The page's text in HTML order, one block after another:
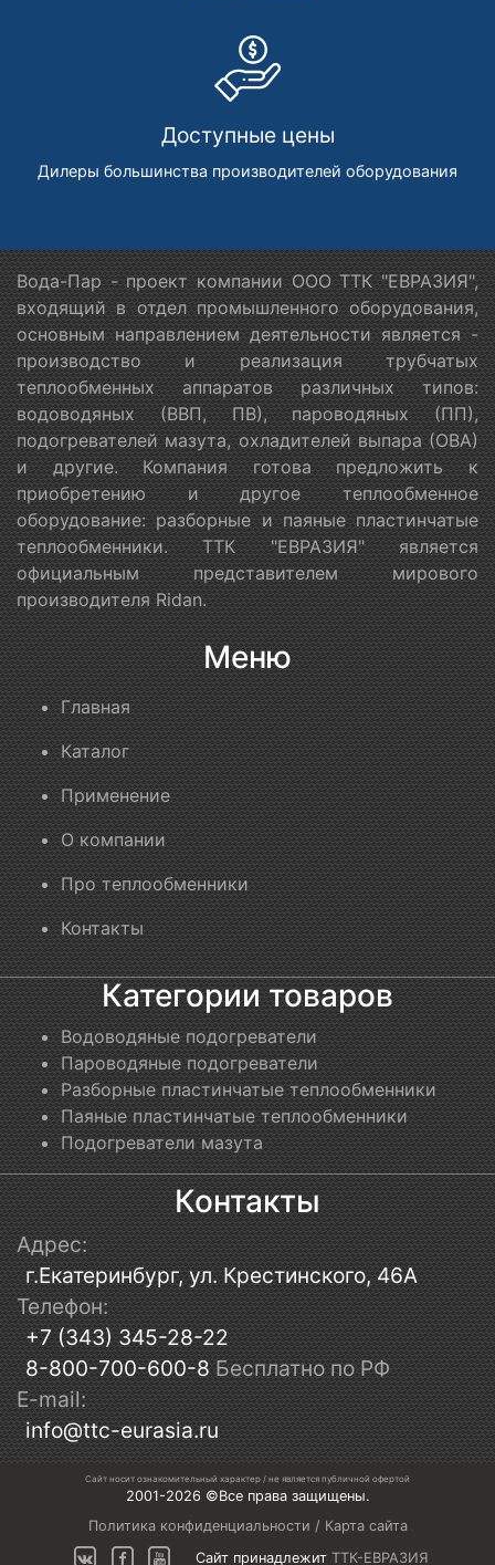
Доступные цены
Дилеры большинства производителей оборудования
Вода-Пар - проект компании ООО ТТК "ЕВРАЗИЯ",
входящий в отдел промышленного оборудования,
основным направлением деятельности является -
производство и реализация трубчатых
теплообменных аппаратов различных типов:
водоводяных (ВВП, ПВ), пароводяных (ПП),
подогревателей мазута, охладителей выпара (ОВА)
и другие. Компания готова предложить к
приобретению и другое теплообменное
оборудование: разборные и паяные пластинчатые
теплообменники. ТТК "ЕВРАЗИЯ" является
официальным представителем мирового
производителя Ridan.
Меню
Главная
Каталог
Применение
О компании
Про теплообменники
Контакты
Категории товаров
Водоводяные подогреватели
Пароводяные подогреватели
Разборные пластинчатые теплообменники
Паяные пластинчатые теплообменники
Подогреватели мазута
Контакты
Адрес:
г.Екатеринбург, ул. Крестинского, 46А
Телефон:
+7 (343) 345-28-22
8-800-700-600-8 Бесплатно по РФ
E-mail:
info@ttc-eurasia.ru
Сайт носит ознакомительный характер / не является публичной офертой
2001-2026 ©Все права защищены.
Политика конфиденциальности / Карта сайта
Сайт принадлежит ТТК-ЕВРАЗИЯ